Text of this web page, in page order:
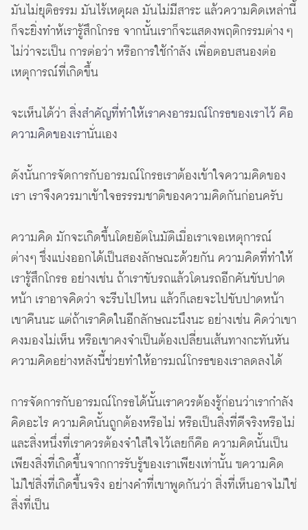
มันไม่ยุติธรรม มันไร้เหตุผล มันไม่มีสาระ แล้วความคิดเหล่านี้
ก็จะยิ่งทำห้เรารู้สึกโกรธ จากนั้นเราก็จะแสดงพฤติกรรมต่าง ๆ
ไม่ว่าจะเป็น การต่อว่า หรือการใช้กำลัง เพื่อตอบสนองต่อ
เหตุการณ์ที่เกิดขึ้น
จะเห็นได้ว่า สิ่งสำคัญที่ทำให้เราคงอารมณ์โกรธของเราไว้ คือ
ความคิดของเรานั่นเอง
ดังนั้นการจัดการกับอารมณ์โกรธเราต้องเข้าใจความคิดของ
เรา เราจึงควรมาเข้าใจธรรรมชาติของความคิดกันก่อนครับ
ความคิด มักจะเกิดขึ้นโดยอัตโนมัติเมื่อเราเจอเหตุการณ์
ต่างๆ ซึ่งแบ่งออกได้เป็นสองลักษณะด้วยกัน ความคิดที่ทำให้
เรารู้สึกโกรธ อย่างเช่น ถ้าเราขับรถแล้วโดนรถอีกคันขับปาด
หน้า เราอาจคิดว่า จะรีบไปไหน แล้วก็เลยจะไปขับปาดหน้า
เขาคืนนะ แต่ถ้าเราคิดในอีกลักษณะนึงนะ อย่างเช่น คิดว่าเขา
คงมองไม่เห็น หรือเขาคงจำเป็นต้องเปลี่ยนเส้นทางกะทันหัน
ความคิดอย่างหลังนี้ช่วยทำให้อารมณ์โกรธของเราลดลงได้
การจัดการกับอารมณ์โกรธได้นั้นเราควรต้องรู้ก่อนว่าเรากำลัง
คิดอะไร ความคิดนั้นถูกต้องหรือไม่ หรือเป็นสิ่งที่ดีจริงหรือไม่
และสิ่งหนึ่งที่เราควรต้องจำใส่ใจไว้เลยก็คือ ความคิดนั้นเป็น
เพียงสิ่งที่เกิดขึ้นจากการรับรู้ของเราเพียงเท่านั้น ฃความคิด
ไม่ใช่สิ่งที่เกิดขึ้นจริง อย่างคำที่เขาพูดกันว่า สิ่งที่เห็นอาจไม่ใช่
สิ่งที่เป็น